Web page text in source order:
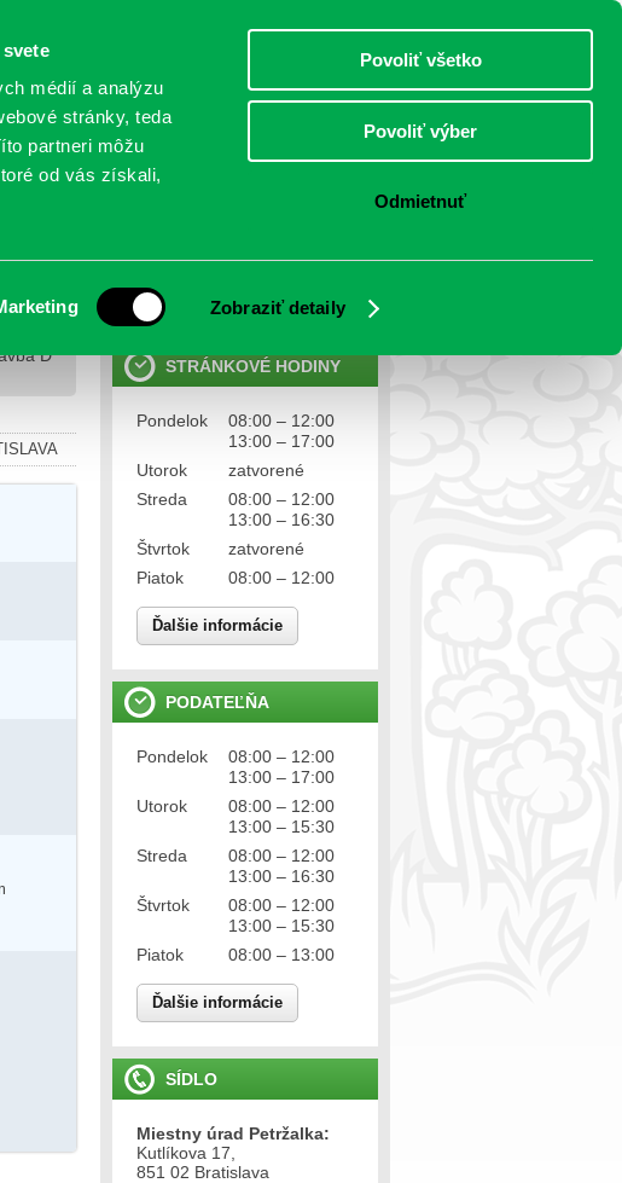
médií a analýzu
stránky, teda
partneri môžu
od vás získali,
Zobraziť detaily
Povoliť všetko
Povoliť výber
Odmietnuť
KONTO
KONTAKTY
Ochrana osobných údajov
STRÁNKOVÉ HODINY
Pondelok
08:00 – 12:00
13:00 – 17:00
Utorok
zatvorené
Streda
08:00 – 12:00
13:00 – 16:30
Štvrtok
zatvorené
Piatok
08:00 – 12:00
Ďalšie informácie
PODATEĽŇA
Pondelok
08:00 – 12:00
13:00 – 17:00
Utorok
08:00 – 12:00
13:00 – 15:30
Streda
08:00 – 12:00
13:00 – 16:30
Štvrtok
08:00 – 12:00
13:00 – 15:30
Piatok
08:00 – 13:00
Ďalšie informácie
SÍDLO
Miestny úrad Petržalka:
Kutlíkova 17,
851 02 Bratislava
D“